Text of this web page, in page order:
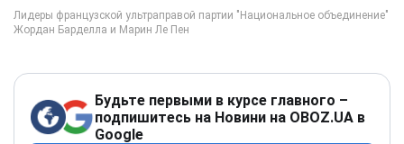
Будьте первыми в курсе главного –
подпишитесь на Новини на OBOZ.UA в
Google